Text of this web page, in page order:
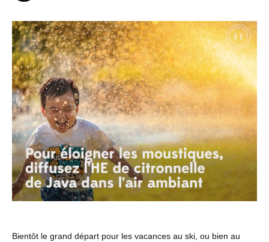
Bientôt le grand départ pour les vacances au ski, ou bien au